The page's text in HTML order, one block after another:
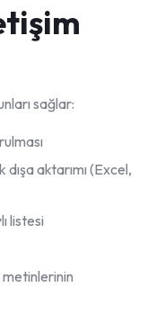
sağlar:
aktarımı (Excel,
listesi